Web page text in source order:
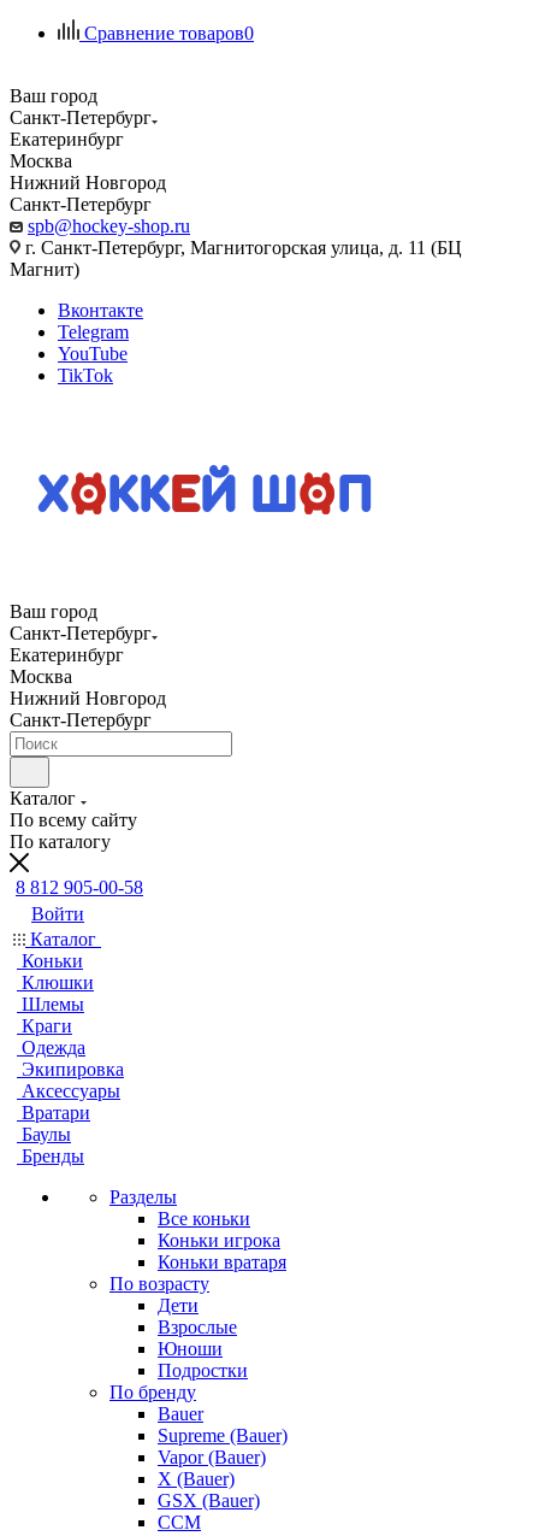
Сравнение товаров0
Ваш город
Санкт-Петербург
Екатеринбург
Москва
Нижний Новгород
Санкт-Петербург
spb@hockey-shop.ru
г. Санкт-Петербург, Магнитогорская улица, д. 11 (БЦ
Магнит)
Вконтакте
Telegram
YouTube
TikTok
Ваш город
Санкт-Петербург
Екатеринбург
Москва
Нижний Новгород
Санкт-Петербург
Каталог
По всему сайту
По каталогу
8 812 905-00-58
Войти
Каталог
Коньки
Клюшки
Шлемы
Краги
Одежда
Экипировка
Аксессуары
Вратари
Баулы
Бренды
Разделы
Все коньки
Коньки игрока
Коньки вратаря
По возрасту
Дети
Взрослые
Юноши
Подростки
По бренду
Bauer
Supreme (Bauer)
Vapor (Bauer)
X (Bauer)
GSX (Bauer)
CCM